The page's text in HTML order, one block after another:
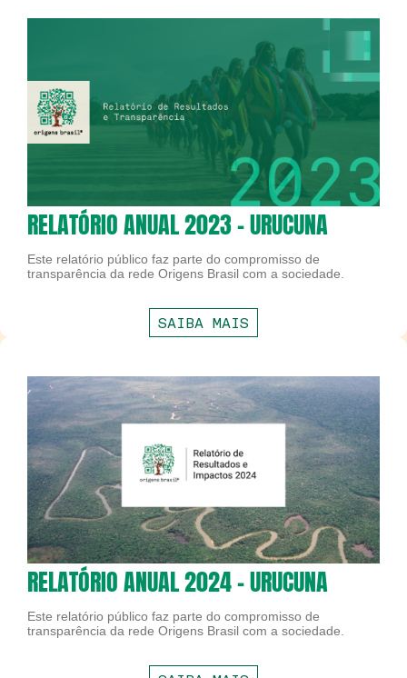
RELATÓRIO ANUAL 2023 - URUCUNA
Este relatório público faz parte do compromisso de
transparência da rede Origens Brasil com a sociedade.
SAIBA MAIS
RELATÓRIO ANUAL 2024 - URUCUNA
Este relatório público faz parte do compromisso de
transparência da rede Origens Brasil com a sociedade.